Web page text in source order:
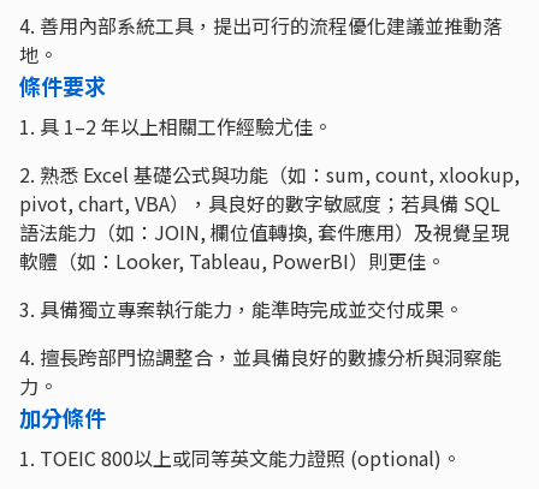
4. 善用內部系統工具，提出可行的流程優化建議並推動落
地。
條件要求
1. 具 1–2 年以上相關工作經驗尤佳。
2. 熟悉 Excel 基礎公式與功能（如：sum, count, xlookup,
pivot, chart, VBA），具良好的數字敏感度；若具備 SQL
語法能力（如：JOIN, 欄位值轉換, 套件應用）及視覺呈現
軟體（如：Looker, Tableau, PowerBI）則更佳。
3. 具備獨立專案執行能力，能準時完成並交付成果。
4. 擅長跨部門協調整合，並具備良好的數據分析與洞察能
力。
加分條件
1. TOEIC 800以上或同等英文能力證照 (optional)。